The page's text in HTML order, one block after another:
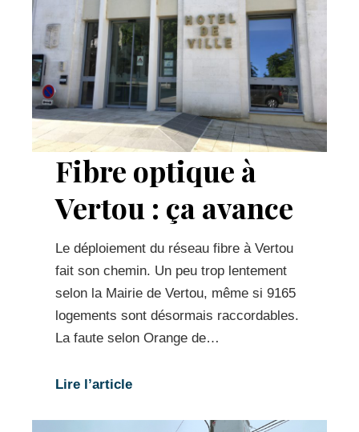
Fibre optique à
Vertou : ça avance
Le déploiement du réseau fibre à Vertou
fait son chemin. Un peu trop lentement
selon la Mairie de Vertou, même si 9165
logements sont désormais raccordables.
La faute selon Orange de…
Lire l’article